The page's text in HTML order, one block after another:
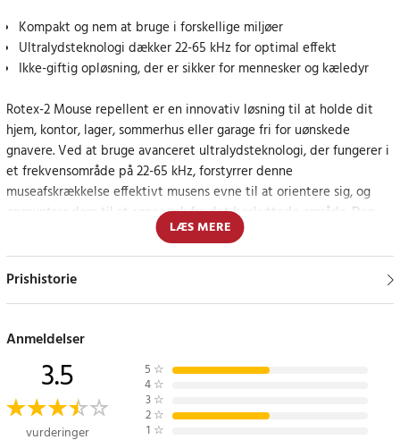
Kompakt og nem at bruge i forskellige miljøer
Ultralydsteknologi dækker 22-65 kHz for optimal effekt
Ikke-giftig opløsning, der er sikker for mennesker og kæledyr
Rotex-2 Mouse repellent er en innovativ løsning til at holde dit
hjem, kontor, lager, sommerhus eller garage fri for uønskede
gnavere. Ved at bruge avanceret ultralydsteknologi, der fungerer i
et frekvensområde på 22-65 kHz, forstyrrer denne
museafskrækkelse effektivt musens evne til at orientere sig, og
opmuntrer dem til at søge væk fra det beskyttede område. Den
kompakte størrelse gør det nemt at placere enheden, hvor der er
mest brug for den, uden at den fylder meget eller bliver et
forstyrrende element i rummet.
giftstoffer eller fælder, tilbyder Rotex-2 Mouse repellent en
human og miljøvenlig løsning. Da enheden kun bruger
ultralydsbølger, der er uskadelige for både mennesker og kæledyr,
LÆS MERE
Prishistorie
Anmeldelser
3.5
vurderinger
5 ☆
4 ☆
3 ☆
2 ☆
1 ☆